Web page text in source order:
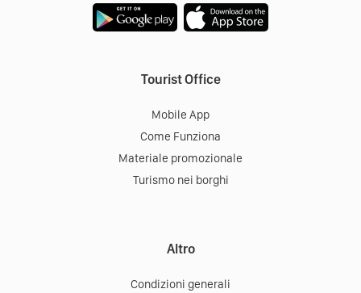
Tourist Office
Mobile App
Come Funziona
Materiale promozionale
Turismo nei borghi
Altro
Condizioni generali